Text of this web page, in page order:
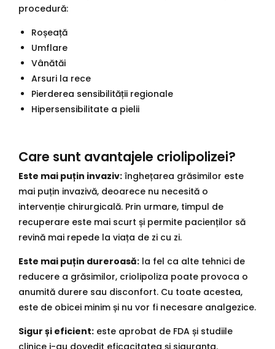
procedură:
Roșeață
Umflare
Vânătăi
Arsuri la rece
Pierderea sensibilității regionale
Hipersensibilitate a pielii
Care sunt avantajele criolipolizei?
Este mai puțin invaziv: înghețarea grăsimilor este
mai puțin invazivă, deoarece nu necesită o
intervenție chirurgicală. Prin urmare, timpul de
recuperare este mai scurt și permite pacienților să
revină mai repede la viața de zi cu zi.
Este mai puțin dureroasă: la fel ca alte tehnici de
reducere a grăsimilor, criolipoliza poate provoca o
anumită durere sau disconfort. Cu toate acestea,
este de obicei minim și nu vor fi necesare analgezice.
Sigur și eficient: este aprobat de FDA și studiile
clinice i-au dovedit eficacitatea și siguranța.